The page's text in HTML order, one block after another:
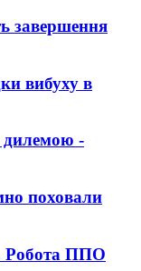
завершення
вибуху в
дилемою -
поховали
Робота ППО